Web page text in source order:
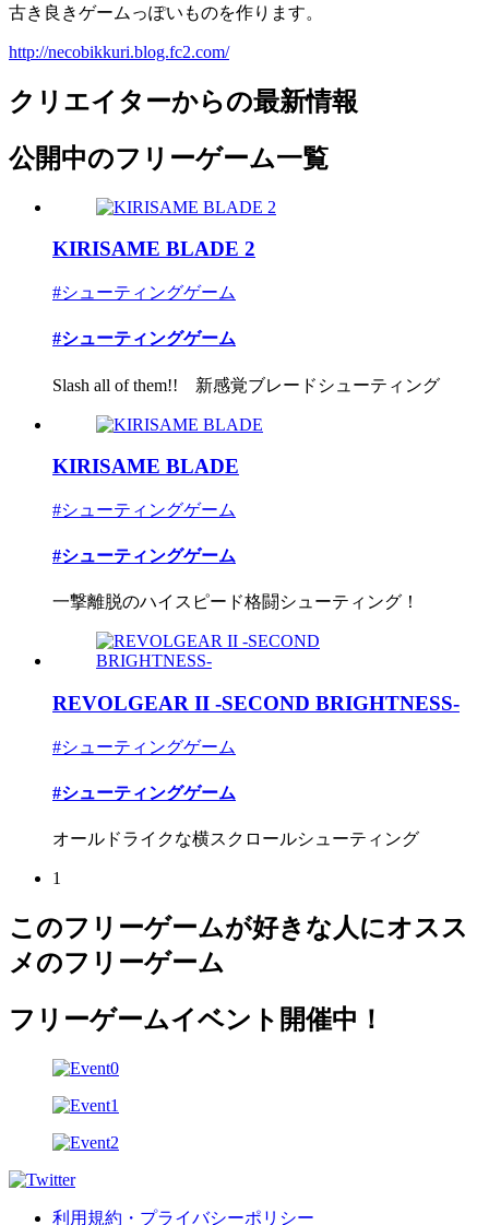
古き良きゲームっぽいものを作ります。
http://necobikkuri.blog.fc2.com/
クリエイターからの最新情報
公開中のフリーゲーム一覧
KIRISAME BLADE 2
#シューティングゲーム
#シューティングゲーム
Slash all of them!! 新感覚ブレードシューティング
KIRISAME BLADE
#シューティングゲーム
#シューティングゲーム
一撃離脱のハイスピード格闘シューティング！
REVOLGEAR II -SECOND BRIGHTNESS-
#シューティングゲーム
#シューティングゲーム
オールドライクな横スクロールシューティング
1
このフリーゲームが好きな人にオスス
メのフリーゲーム
フリーゲームイベント開催中！
利用規約・プライバシーポリシー